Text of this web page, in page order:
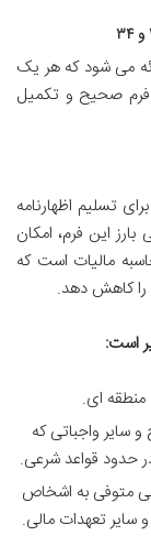
مالیات بر ارث در دو فرم اصلی ۲۶ و ۳۴ ارائه می شود که هر یک
فرم صحیح و تکمیل
برای تسلیم اظهارنامه
این فرم، امکان
مالیات است که
را کاهش دهد.
ای.
واجباتی که
حدود قواعد شرعی.
متوفی به اشخاص
سایر تعهدات مالی.